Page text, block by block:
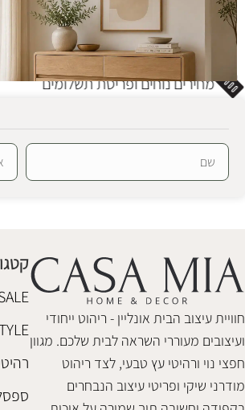
₪ 5,680
הוספה לסל
מחירים נוחים ופריסת תשלומים
חוויית עיצוב הבית אונליין - ריהוט ייחודי
ועיצובים מעוררי השראה לבית שלכם. מגוון
חפצי נוי ורהיטי עץ טבעי, לצד ריהוט
מודרני שיקי ופריטי עיצוב הנבחרים